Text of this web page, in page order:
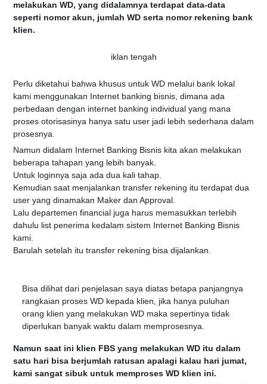
melakukan WD, yang didalamnya terdapat data-data
seperti nomor akun, jumlah WD serta nomor rekening bank
klien.
iklan tengah
Perlu diketahui bahwa khusus untuk WD melalui bank lokal
kami menggunakan Internet banking bisnis, dimana ada
perbedaan dengan internet banking individual yang mana
proses otorisasinya hanya satu user jadi lebih sederhana dalam
prosesnya.
Namun didalam Internet Banking Bisnis kita akan melakukan
beberapa tahapan yang lebih banyak.
Untuk loginnya saja ada dua kali tahap.
Kemudian saat menjalankan transfer rekening itu terdapat dua
user yang dinamakan Maker dan Approval.
Lalu departemen financial juga harus memasukkan terlebih
dahulu list penerima kedalam sistem Internet Banking Bisnis
kami.
Barulah setelah itu transfer rekening bisa dijalankan.
Bisa dilihat dari penjelasan saya diatas betapa panjangnya
rangkaian proses WD kepada klien, jika hanya puluhan
orang klien yang melakukan WD maka sepertinya tidak
diperlukan banyak waktu dalam memprosesnya.
Namun saat ini klien FBS yang melakukan WD itu dalam
satu hari bisa berjumlah ratusan apalagi kalau hari jumat,
kami sangat sibuk untuk memproses WD klien ini.